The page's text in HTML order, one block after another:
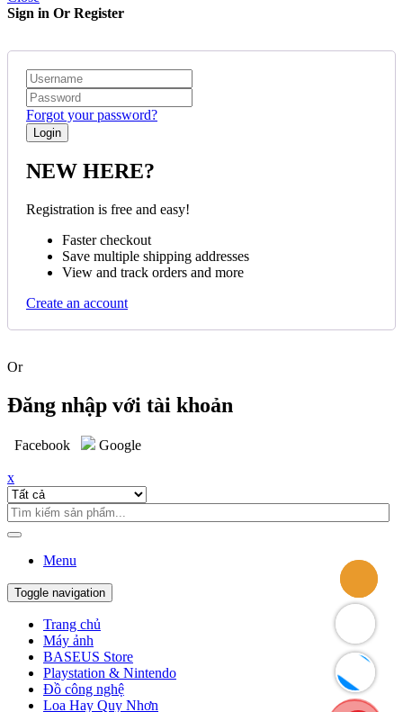
Sign in Or Register
Forgot your password?
NEW HERE?
Registration is free and easy!
Faster checkout
Save multiple shipping addresses
View and track orders and more
Create an account
Or
Đăng nhập với tài khoản
Facebook Google
x
Menu
Toggle navigation
Trang chủ
Máy ảnh
BASEUS Store
Playstation & Nintendo
Đồ công nghệ
Loa Hay Quy Nhơn